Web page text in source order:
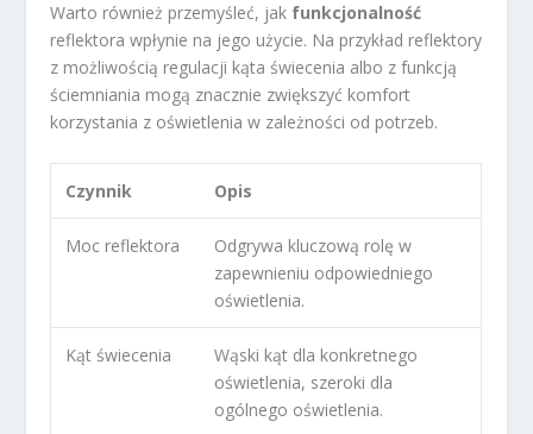
Warto również przemyśleć, jak funkcjonalność
reflektora wpłynie na jego użycie. Na przykład reflektory
z możliwością regulacji kąta świecenia albo z funkcją
ściemniania mogą znacznie zwiększyć komfort
korzystania z oświetlenia w zależności od potrzeb.
Czynnik Opis
Moc reflektora
Odgrywa kluczową rolę w
zapewnieniu odpowiedniego
oświetlenia.
Kąt świecenia
Wąski kąt dla konkretnego
oświetlenia, szeroki dla
ogólnego oświetlenia.